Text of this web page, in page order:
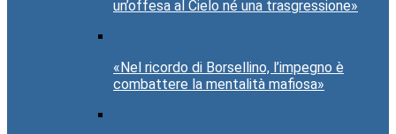
un’offesa al Cielo né una trasgressione»
«Nel ricordo di Borsellino, l’impegno è
combattere la mentalità mafiosa»